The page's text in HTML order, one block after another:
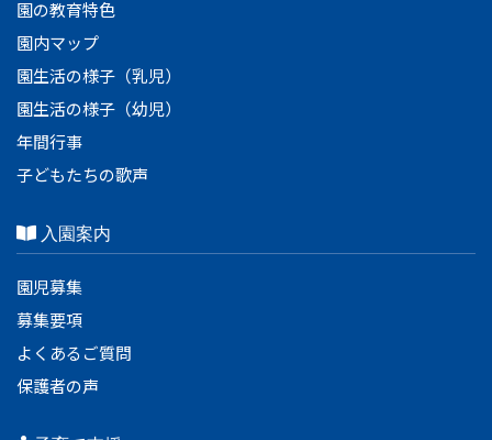
園の教育特色
園内マップ
園生活の様子（乳児）
園生活の様子（幼児）
年間行事
子どもたちの歌声
入園案内
園児募集
募集要項
よくあるご質問
保護者の声